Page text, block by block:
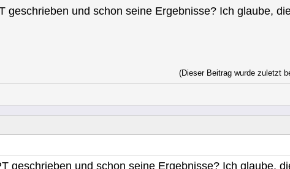
geschrieben und schon seine Ergebnisse? Ich glaube,
(Dieser Beitrag wurde zuletzt
geschrieben und schon seine Ergebnisse? Ich glaube,